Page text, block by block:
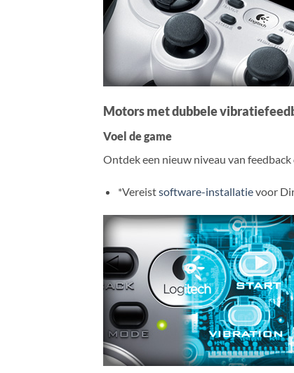
Motors met dubbele
Voel de game
Ontdek een nieuw niveau van
*Vereistsoftware-installatievoor